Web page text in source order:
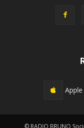
Apple